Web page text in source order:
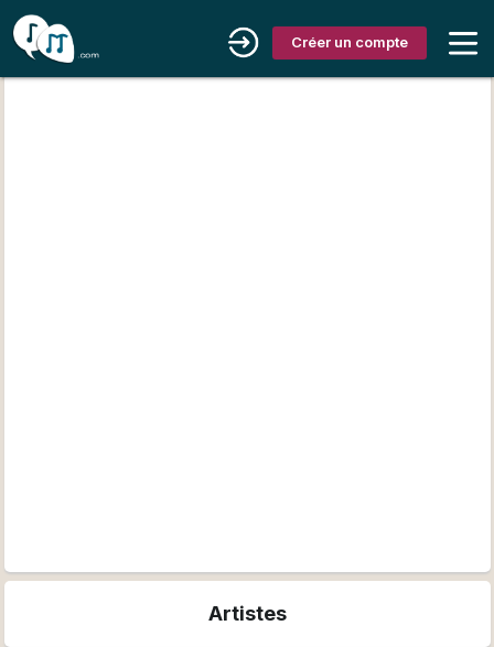
Créer un compte
Artistes